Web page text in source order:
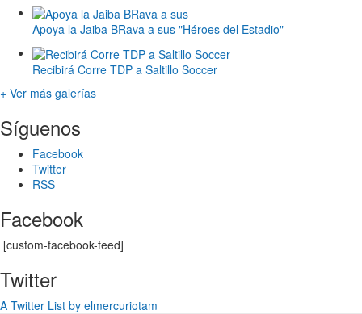
Apoya la Jaiba BRava a sus "Héroes del Estadio"
Recibirá Corre TDP a Saltillo Soccer
+ Ver más galerías
Síguenos
Facebook
Twitter
RSS
Facebook
[custom-facebook-feed]
Twitter
A Twitter List by elmercuriotam